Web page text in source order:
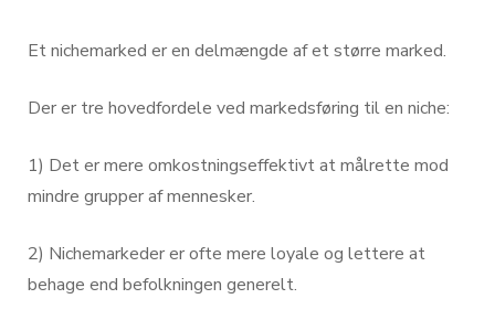
Et nichemarked er en delmængde af et større marked.
Der er tre hovedfordele ved markedsføring til en niche:
1) Det er mere omkostningseffektivt at målrette mod
mindre grupper af mennesker.
2) Nichemarkeder er ofte mere loyale og lettere at
behage end befolkningen generelt.